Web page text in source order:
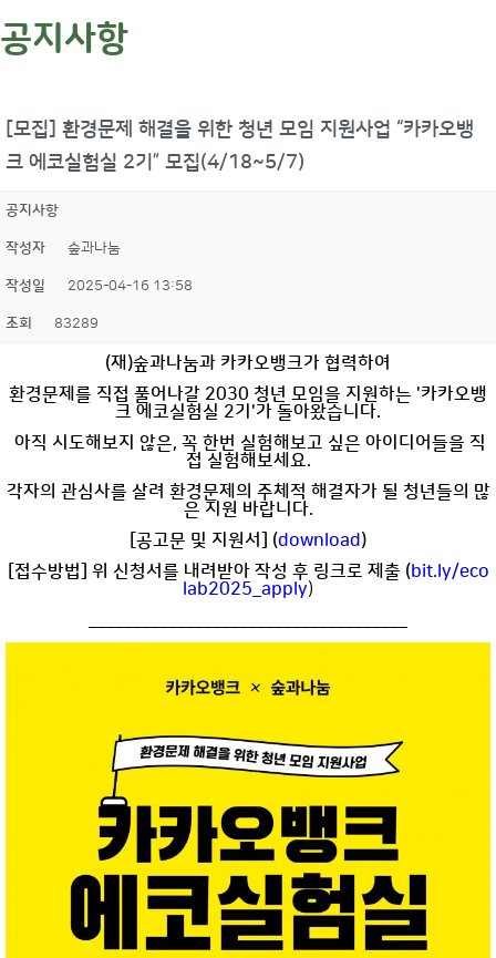
공지사항
[모집] 환경문제 해결을 위한 청년 모임 지원사업 “카카오뱅
크 에코실험실 2기” 모집(4/18~5/7)
공지사항
작성자 숲과나눔
작성일 2025-04-16 13:58
조회 83289
(재)숲과나눔과 카카오뱅크가 협력하여
환경문제를 직접 풀어나갈 2030 청년 모임을 지원하는 '카카오뱅
크 에코실험실 2기'가 돌아왔습니다.
아직 시도해보지 않은, 꼭 한번 실험해보고 싶은 아이디어들을 직
접 실험해보세요.
각자의 관심사를 살려 환경문제의 주체적 해결자가 될 청년들의 많
은 지원 바랍니다.
[공고문 및 지원서] (download)
[접수방법] 위 신청서를 내려받아 작성 후 링크로 제출 (bit.ly/eco
lab2025_apply)